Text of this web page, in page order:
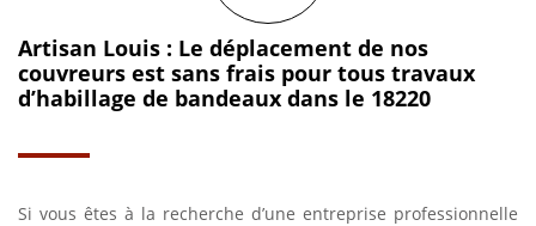
Artisan Louis : Le déplacement de nos
couvreurs est sans frais pour tous travaux
d’habillage de bandeaux dans le 18220
Si vous êtes à la recherche d’une entreprise professionnelle